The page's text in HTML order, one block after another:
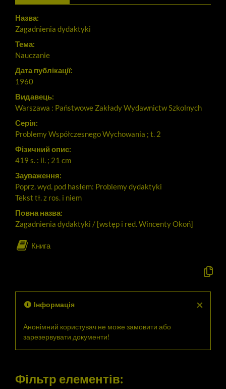
Назва:
Zagadnienia dydaktyki
Тема:
Nauczanie
Дата публікації:
1960
Видавець:
Warszawa : Państwowe Zakłady Wydawnictw Szkolnych
Серія:
Problemy Współczesnego Wychowania ; t. 2
Фізичний опис:
419 s. : il. ; 21 cm
Зауваження:
Poprz. wyd. pod hasłem: Problemy dydaktyki
Tekst tł. z ros. i niem
Повна назва:
Zagadnienia dydaktyki / [wstęp i red. Wincenty Okoń]
Книга
у
×
Інформація
Анонімний користувач не може замовити або
зарезервувати документи!
Фільтр елементів: